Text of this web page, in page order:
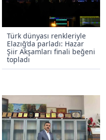
Türk dünyası renkleriyle
Elazığ’da parladı: Hazar
Şiir Akşamları finali beğeni
topladı